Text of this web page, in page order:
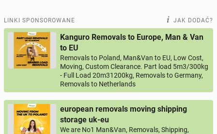
LINKI SPONSOROWANE JAK DODAĆ?
Kanguro Removals to Europe, Man & Van
to EU
Removals to Poland, Man&Van to EU, Low Cost,
Moving, Custom Clearance. Part load 5m3/300kg
- Full Load 20m31200kg, Removals to Germany,
Removals to Netherlands
european removals moving shipping
storage uk-eu
We are No1 Man&Van, Removals, Shipping,